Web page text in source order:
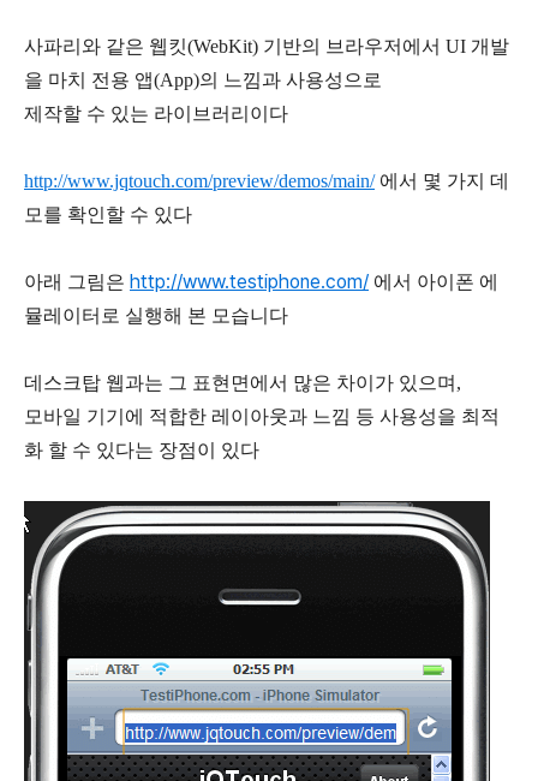
사파리와 같은 웹킷(WebKit) 기반의 브라우저에서 UI 개발
을 마치 전용 앱(App)의 느낌과 사용성으로
제작할 수 있는 라이브러리이다
http://www.jqtouch.com/preview/demos/main/에서 몇 가지 데
모를 확인할 수 있다
아래 그림은 http://www.testiphone.com/ 에서 아이폰 에
뮬레이터로 실행해 본 모습니다
데스크탑 웹과는 그 표현면에서 많은 차이가 있으며,
모바일 기기에 적합한 레이아웃과 느낌 등 사용성을 최적
화 할 수 있다는 장점이 있다